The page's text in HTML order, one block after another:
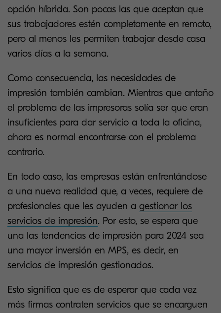
opción híbrida. Son pocas las que aceptan que
sus trabajadores estén completamente en remoto,
pero al menos les permiten trabajar desde casa
varios días a la semana.
Como consecuencia, las necesidades de
impresión también cambian. Mientras que antaño
el problema de las impresoras solía ser que eran
insuficientes para dar servicio a toda la oficina,
ahora es normal encontrarse con el problema
contrario.
En todo caso, las empresas están enfrentándose
a una nueva realidad que, a veces, requiere de
profesionales que les ayuden a gestionar los
servicios de impresión. Por esto, se espera que
una las tendencias de impresión para 2024 sea
una mayor inversión en MPS, es decir, en
servicios de impresión gestionados.
Esto significa que es de esperar que cada vez
más firmas contraten servicios que se encarguen